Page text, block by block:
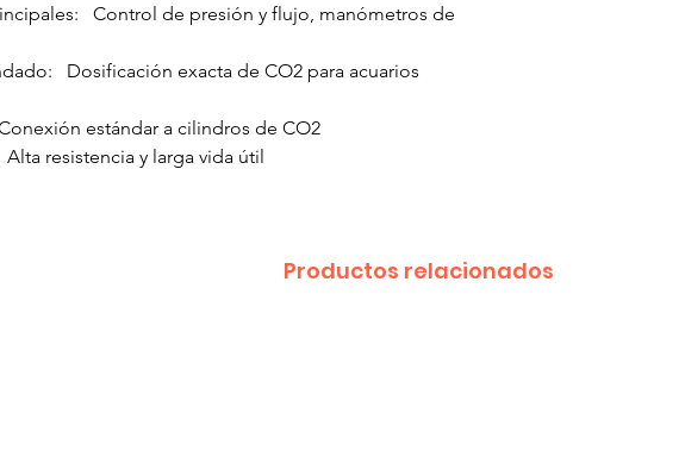
Control de presión y flujo, manómetros de
Dosificación exacta de CO2 para acuarios
estándar a cilindros de CO2
resistencia y larga vida útil
Productos relacionados